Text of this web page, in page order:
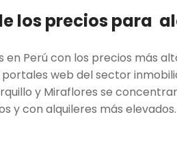
los precios para
en Perú con los precios más
web del sector
y Miraflores se
y con alquileres más